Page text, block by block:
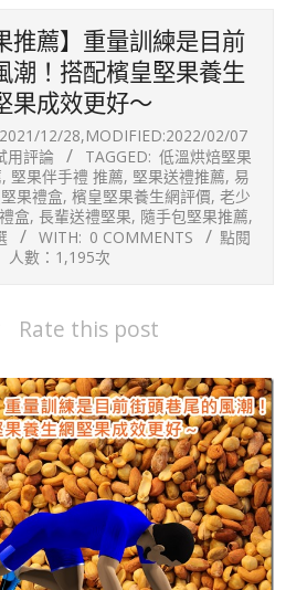
推薦】重量訓練是目前
潮！搭配檳皇堅果養生
果成效更好～
2021/12/28,MODIFIED:2022/02/07
用評論 TAGGED: 低溫烘焙堅果
, 堅果伴手禮 推薦, 堅果送禮推薦, 易
果禮盒, 檳皇堅果養生網評價, 老少
盒, 長輩送禮堅果, 隨手包堅果推薦,
WITH: 0 COMMENTS
點閱
人數：1,195次
Rate this post